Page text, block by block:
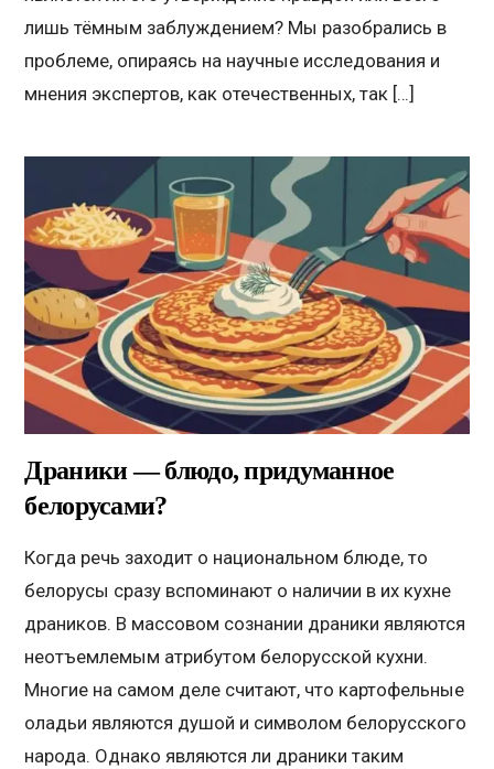
лишь тёмным заблуждением? Мы разобрались в
проблеме, опираясь на научные исследования и
мнения экспертов, как отечественных, так […]
Драники — блюдо, придуманное
белорусами?
Когда речь заходит о национальном блюде, то
белорусы сразу вспоминают о наличии в их кухне
драников. В массовом сознании драники являются
неотъемлемым атрибутом белорусской кухни.
Многие на самом деле считают, что картофельные
оладьи являются душой и символом белорусского
народа. Однако являются ли драники таким